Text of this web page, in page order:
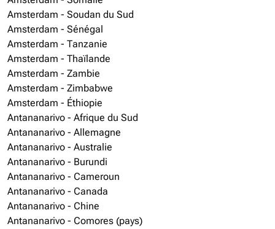
Amsterdam - Soudan du Sud
Amsterdam - Sénégal
Amsterdam - Tanzanie
Amsterdam - Thaïlande
Amsterdam - Zambie
Amsterdam - Zimbabwe
Amsterdam - Éthiopie
Antananarivo - Afrique du Sud
Antananarivo - Allemagne
Antananarivo - Australie
Antananarivo - Burundi
Antananarivo - Cameroun
Antananarivo - Canada
Antananarivo - Chine
Antananarivo - Comores (pays)